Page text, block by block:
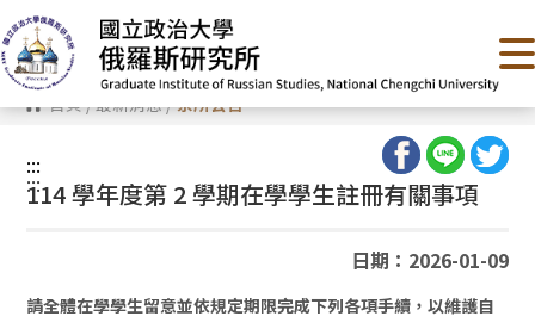
跳
到
主
要
內
容 首頁/最新消息/系所公告
:::
:::
114 學年度第 2 學期在學學生註冊有關事項
日期：2026-01-09
請全體在學學生留意並依規定期限完成下列各項手續，以維護自